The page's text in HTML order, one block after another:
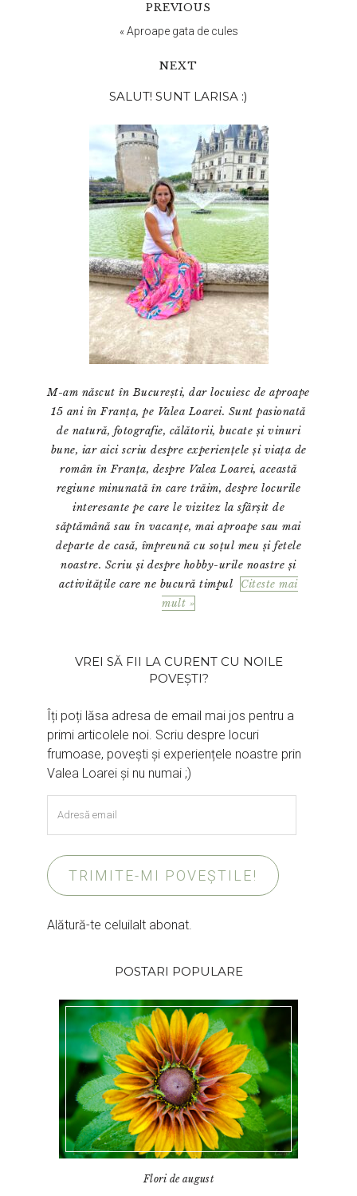
PREVIOUS
«Aproape gata de cules
NEXT
principală
SALUT! SUNT LARISA :)
M-am născut în București, dar locuiesc de aproape
15 ani în Franța, pe Valea Loarei. Sunt pasionată
de natură, fotografie, călătorii, bucate și vinuri
bune, iar aici scriu despre experiențele și viața de
român în Franța, despre Valea Loarei, această
regiune minunată în care trăim, despre locurile
interesante pe care le vizitez la sfârșit de
săptămână sau în vacanțe, mai aproape sau mai
departe de casă, împreună cu soțul meu și fetele
noastre. Scriu și despre hobby-urile noastre și
activitățile care ne bucură timpul
Citeste mai
mult »
VREI SĂ FII LA CURENT CU NOILE
POVEȘTI?
Îți poți lăsa adresa de email mai jos pentru a
primi articolele noi. Scriu despre locuri
frumoase, povești și experiențele noastre prin
Valea Loarei și nu numai ;)
email
TRIMITE-MI POVEȘTILE!
Alătură-te celuilalt abonat.
POSTARI POPULARE
Flori de august